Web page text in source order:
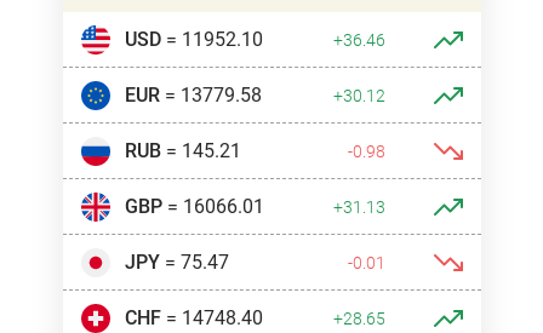
USD= 11952.10 +36.46
EUR= 13779.58 +30.12
RUB= 145.21 -0.98
GBP= 16066.01 +31.13
JPY= 75.47 -0.01
CHF= 14748.40 +28.65